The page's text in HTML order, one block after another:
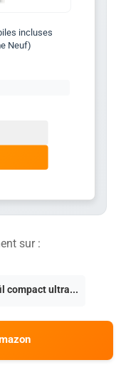
incluses
Neuf)
sur :
compact ultra...